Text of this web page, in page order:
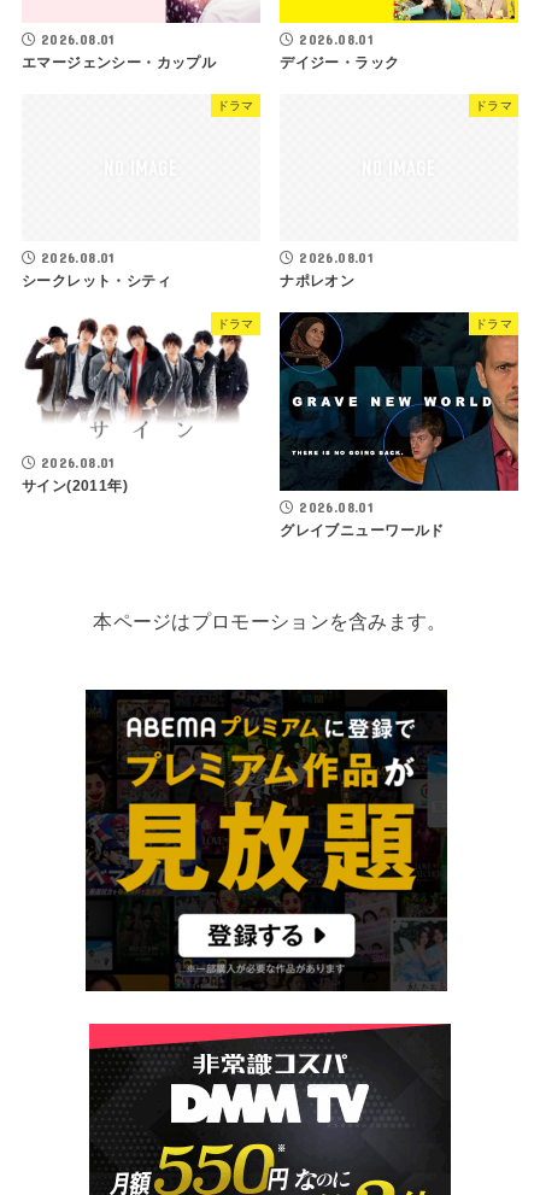
2026.08.01
エマージェンシー・カップル
2026.08.01
デイジー・ラック
ドラマ
2026.08.01
シークレット・シティ
ドラマ
2026.08.01
ナポレオン
ドラマ
2026.08.01
サイン(2011年)
ドラマ
2026.08.01
グレイブニューワールド
本ページはプロモーションを含みます。